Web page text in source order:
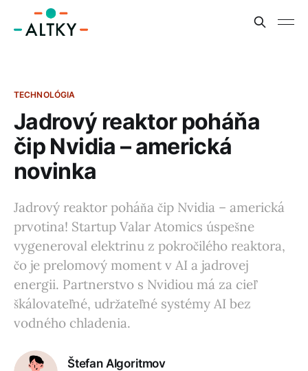
TECHNOLÓGIA
Jadrový reaktor poháňa
čip Nvidia – americká
novinka
Jadrový reaktor poháňa čip Nvidia – americká
prvotina! Startup Valar Atomics úspešne
vygeneroval elektrinu z pokročilého reaktora,
čo je prelomový moment v AI a jadrovej
energii. Partnerstvo s Nvidiou má za cieľ
škálovateľné, udržateľné systémy AI bez
vodného chladenia.
Štefan Algoritmov